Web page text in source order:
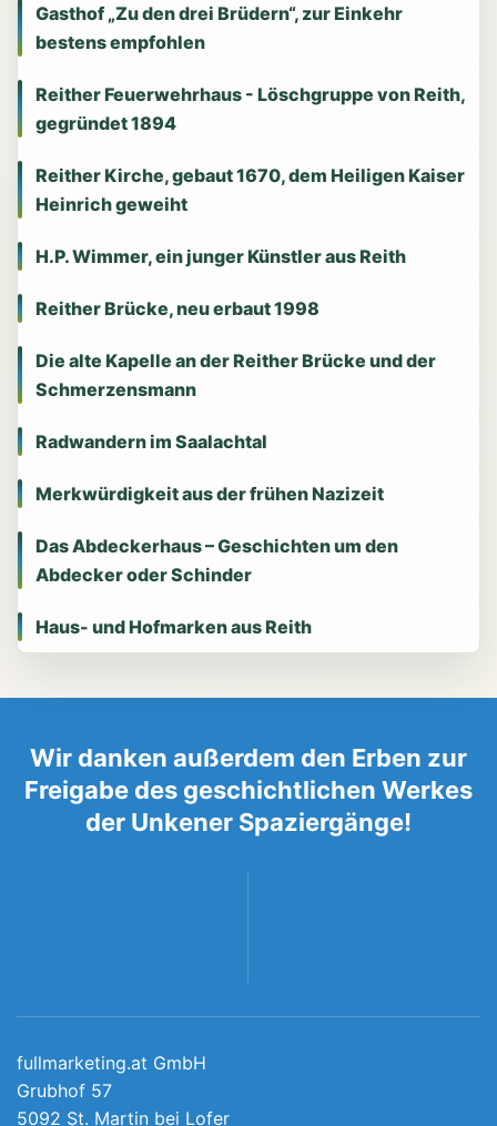
Gasthof „Zu den drei Brüdern“, zur Einkehr
bestens empfohlen
Reither Feuerwehrhaus - Löschgruppe von Reith,
gegründet 1894
Reither Kirche, gebaut 1670, dem Heiligen Kaiser
Heinrich geweiht
H.P. Wimmer, ein junger Künstler aus Reith
Reither Brücke, neu erbaut 1998
Die alte Kapelle an der Reither Brücke und der
Schmerzensmann
Radwandern im Saalachtal
Merkwürdigkeit aus der frühen Nazizeit
Das Abdeckerhaus – Geschichten um den
Abdecker oder Schinder
Haus- und Hofmarken aus Reith
Wir danken außerdem den Erben zur
Freigabe des geschichtlichen Werkes
der Unkener Spaziergänge!
fullmarketing.at GmbH
Grubhof 57
5092 St. Martin bei Lofer